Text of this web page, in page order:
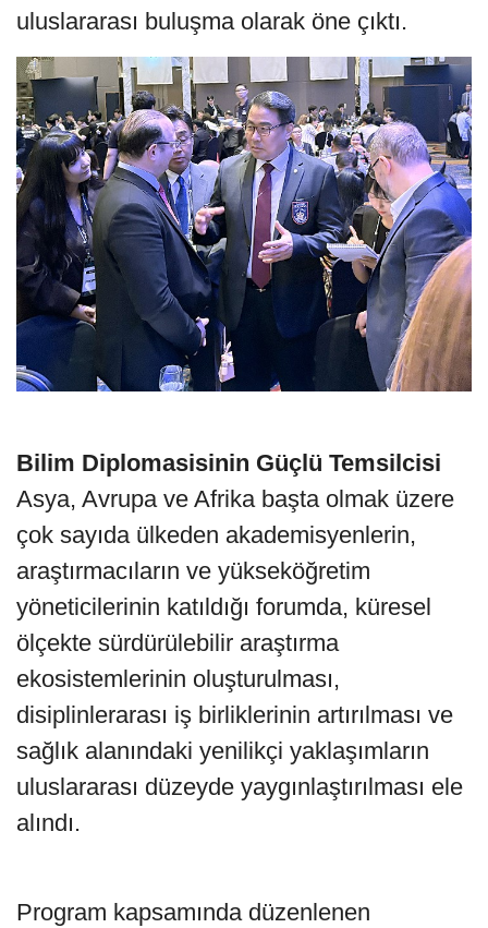
uluslararası buluşma olarak öne çıktı.
Bilim Diplomasisinin Güçlü Temsilcisi
Asya, Avrupa ve Afrika başta olmak üzere
çok sayıda ülkeden akademisyenlerin,
araştırmacıların ve yükseköğretim
yöneticilerinin katıldığı forumda, küresel
ölçekte sürdürülebilir araştırma
ekosistemlerinin oluşturulması,
disiplinlerarası iş birliklerinin artırılması ve
sağlık alanındaki yenilikçi yaklaşımların
uluslararası düzeyde yaygınlaştırılması ele
alındı.
Program kapsamında düzenlenen